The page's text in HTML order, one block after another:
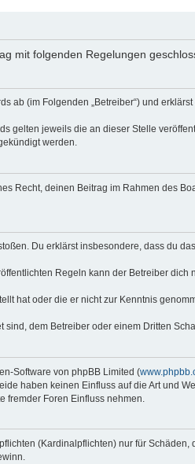
mit folgenden Regelungen
ab (im Folgenden „Betreiber“) und
gelten jeweils die an dieser Stelle
werden.
Recht, deinen Beitrag im Rahmen des
Du erklärst insbesondere, dass du
Regeln kann der Betreiber dich
hat oder die er nicht zur Kenntnis
dem Betreiber oder einem Dritten
Software von phpBB Limited (
haben keinen Einfluss auf die Art und
fremder Foren Einfluss nehmen.
(Kardinalpflichten) nur für Schäden,